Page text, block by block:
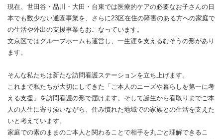
現在、世田谷・品川・大田・台東では医療的ケアの必要なお子さんの日
本でも数少ない通園事業を、さらに23区在住の障害のある方への家庭で
の生活や外出の支援事業もおこなっています。
文京区ではグループホームも運営し、一生涯を支えるむそうの形があり
ます。
そんな私たちは新たな訪問看護ステーションを立ち上げます。
これまで私たちが大切にしてきた「ご本人のニーズや暮らしを第一に考
える支援」を訪問看護の形で届けます。そして誕生から看取りまでご本
人の人生に寄り添いながら、住み慣れた地域での家族との生活を支えた
いと考えています。
家庭での素のままのご本人と関わることで相手を丸ごと理解できるこ